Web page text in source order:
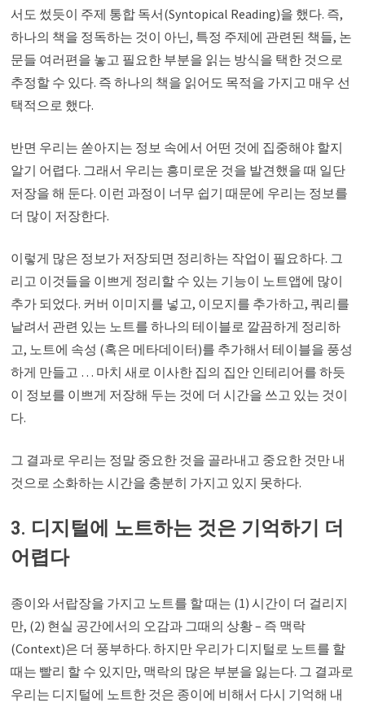
서도 썼듯이 주제 통합 독서(Syntopical Reading)을 했다. 즉,
하나의 책을 정독하는 것이 아닌, 특정 주제에 관련된 책들, 논
문들 여러편을 놓고 필요한 부분을 읽는 방식을 택한 것으로
추정할 수 있다. 즉 하나의 책을 읽어도 목적을 가지고 매우 선
택적으로 했다.
반면 우리는 쏟아지는 정보 속에서 어떤 것에 집중해야 할지
알기 어렵다. 그래서 우리는 흥미로운 것을 발견했을 때 일단
저장을 해 둔다. 이런 과정이 너무 쉽기 때문에 우리는 정보를
더 많이 저장한다.
이렇게 많은 정보가 저장되면 정리하는 작업이 필요하다. 그
리고 이것들을 이쁘게 정리할 수 있는 기능이 노트앱에 많이
추가 되었다. 커버 이미지를 넣고, 이모지를 추가하고, 쿼리를
날려서 관련 있는 노트를 하나의 테이블로 깔끔하게 정리하
고, 노트에 속성 (혹은 메타데이터)를 추가해서 테이블을 풍성
하게 만들고 … 마치 새로 이사한 집의 집안 인테리어를 하듯
이 정보를 이쁘게 저장해 두는 것에 더 시간을 쓰고 있는 것이
다.
그 결과로 우리는 정말 중요한 것을 골라내고 중요한 것만 내
것으로 소화하는 시간을 충분히 가지고 있지 못하다.
3. 디지털에 노트하는 것은 기억하기 더
어렵다
종이와 서랍장을 가지고 노트를 할 때는 (1) 시간이 더 걸리지
만, (2) 현실 공간에서의 오감과 그때의 상황 – 즉 맥락
(Context)은 더 풍부하다. 하지만 우리가 디지털로 노트를 할
때는 빨리 할 수 있지만, 맥락의 많은 부분을 잃는다. 그 결과로
우리는 디지털에 노트한 것은 종이에 비해서 다시 기억해 내